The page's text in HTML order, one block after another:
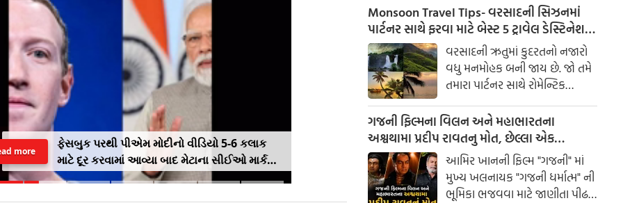
ફેસબુક પરથી પીએમ મોદીનો વીડિયો 5-6 કલાક
માટે દૂર કરવામાં આવ્યા બાદ મેટાના સીઈઓ માર્ક
ઝુકરબર્ગે ભારતની માફી માંગી.
more
Monsoon Travel Tips- વરસાદની સિઝનમાં
પાર્ટનર સાથે ફરવા માટે બેસ્ટ 5 ટ્રાવેલ ડેસ્ટિનેશન,
વીકએન્ડ ટ્રિપ માટે છે પરફેક્ટવરસાદની ઋતુમાં કુદરતનો નજારો
વધુ મનમોહક બની જાય છે. જો તમે
તમારા પાર્ટનર સાથે રોમેન્ટિક
વીકએન્ડ ટ્રિપનું આયોજન કરી રહ્યા
છો, તો આ સુંદર સ્થળો તમારી
સફરને યાદગાર બનાવી શકે છે.
ગજની ફિલ્મના વિલન અને મહાભારતના
અશ્વથામા પ્રદીપ રાવતનુ મોત, છેલ્લા એક
મહિનાથી કેંસર સામે ભીડી રહ્યા હતા બાથ
આમિર ખાનની ફિલ્મ "ગજની" માં
મુખ્ય ખલનાયક "ગજની ધર્માત્મ" ની
ભૂમિકા ભજવવા માટે જાણીતા પીઢ